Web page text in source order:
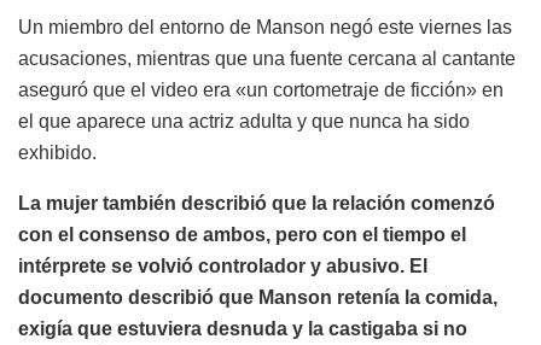
Un miembro del entorno de Manson negó este viernes las
acusaciones, mientras que una fuente cercana al cantante
aseguró que el video era «un cortometraje de ficción» en
el que aparece una actriz adulta y que nunca ha sido
exhibido.
La mujer también describió que la relación comenzó
con el consenso de ambos, pero con el tiempo el
intérprete se volvió controlador y abusivo. El
documento describió que Manson retenía la comida,
exigía que estuviera desnuda y la castigaba si no